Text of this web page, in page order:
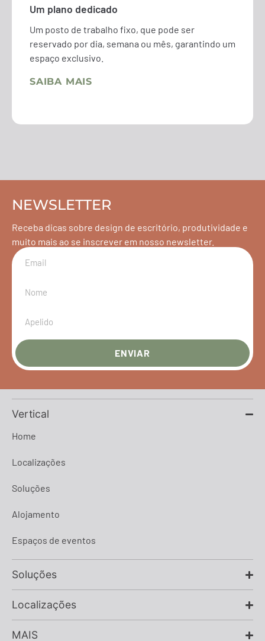
Um plano dedicado
Um posto de trabalho fixo, que pode ser
reservado por dia, semana ou mês, garantindo um
espaço exclusivo.
SAIBA MAIS
NEWSLETTER
Receba dicas sobre design de escritório, produtividade e
muito mais ao se inscrever em nosso newsletter.
ENVIAR
Vertical
Home
Localizações
Soluções
Alojamento
Espaços de eventos
Soluções
Localizações
MAIS